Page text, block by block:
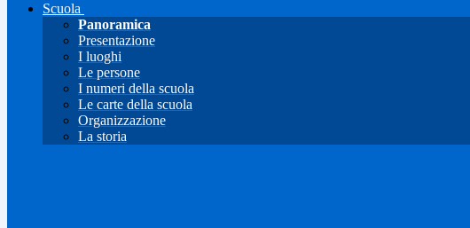
Scuola
Panoramica
Presentazione
I luoghi
Le persone
I numeri della scuola
Le carte della scuola
Organizzazione
La storia